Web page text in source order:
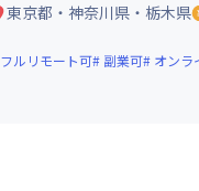
東京都・神奈川県・栃木県
フルリモート可 副業可 オンラ